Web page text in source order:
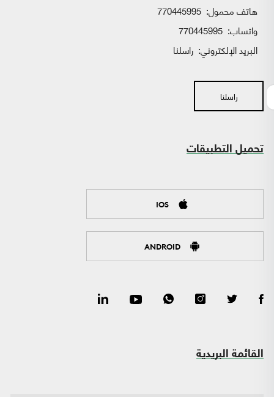
هاتف محمول: 770445995
واتساب:
البريد الإلكتروني: راسلنا
راسلنا
تحميل التطبيقات
IOS
ANDROID
القائمة البريدية